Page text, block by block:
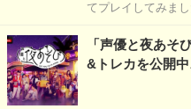
てプレイしてみまし
「声優と夜あそ
&トレカを公開中